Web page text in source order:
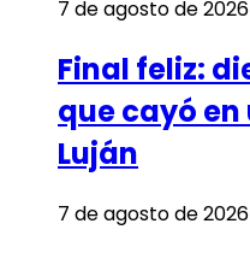
7 de agosto de 2026
Final feliz:
que cayó en
Luján
7 de agosto de 2026